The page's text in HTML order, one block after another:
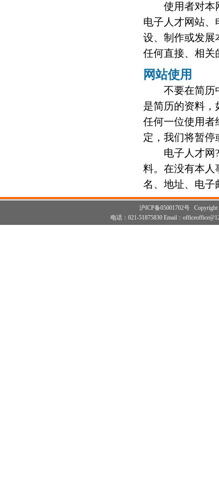
使用者对本网
电子人才网站
设、制作或发展
任何直接、相关
网站使用
不要在简历中
是简历的资料
任何一位使用者
定，我们将暂
电子人才网?
料。在没有本人
名、地址、电子
沪ICP备05001702号 Copyright
电话：021-51875830 Email：